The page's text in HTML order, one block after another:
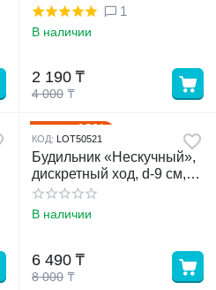
1
В наличии
4 000 ₸
2 190 ₸
19%
КОД: LOT50521
Будильник «Нескучный»,
дискретный ход, d-9 см,
18 х 12 см
В наличии
8 000 ₸
6 490 ₸